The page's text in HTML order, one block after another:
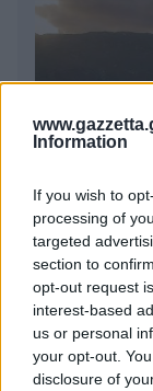
Information
If you wish to
processing of
targeted
section to
opt-out request
interest-based
us or personal
your opt-out.
disclosure of
5 γραφικά
ανακαλύψει
Πέρα από τη
της